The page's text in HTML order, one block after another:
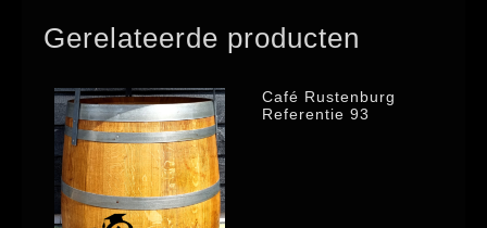
Gerelateerde producten
Café Rustenburg
Referentie 93